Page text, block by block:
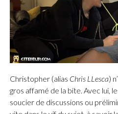
Christopher (alias Chris LLesca)
gros affamé de la bite. Avec lui,
soucier de discussions ou